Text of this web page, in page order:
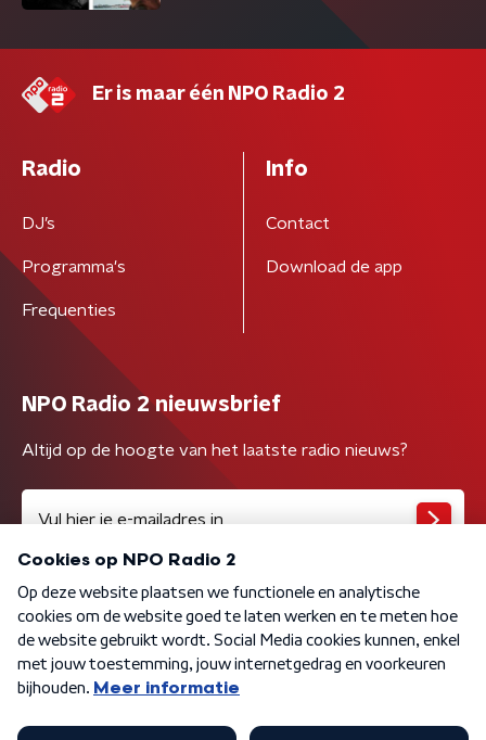
Er is maar één NPO Radio 2
Radio
DJ’s
Programma's
Frequenties
Info
Contact
Download de app
NPO Radio 2 nieuwsbrief
Altijd op de hoogte van het laatste radio nieuws?
Algemene voorwaarden